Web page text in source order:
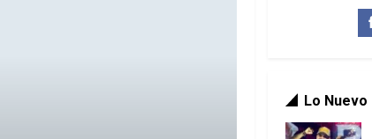
Lo Nuevo